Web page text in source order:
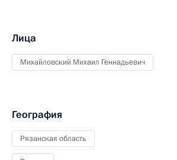
Лица
Михайловский Михаил Геннадьевич
География
Рязанская область